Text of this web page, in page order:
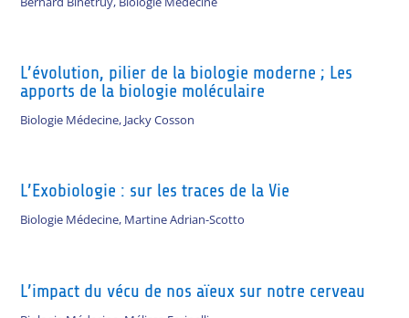
L’évolution, pilier de la biologie moderne ; Les
apports de la biologie moléculaire
Biologie Médecine, Jacky Cosson
L’Exobiologie : sur les traces de la Vie
Biologie Médecine, Martine Adrian-Scotto
L’impact du vécu de nos aïeux sur notre cerveau